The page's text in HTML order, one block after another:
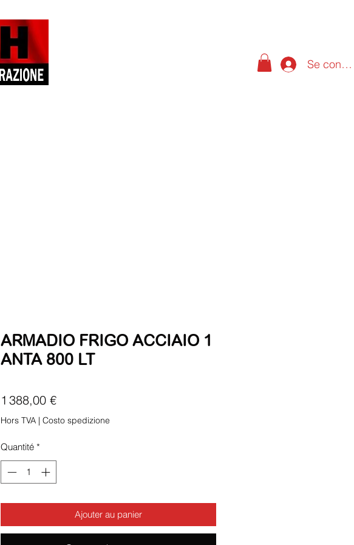
Se
ARMADIO FRIGO ACCIAIO 1
ANTA 800 LT
1 388,00 €Prix
Hors TVA | Costo spedizione
Quantité *
Ajouter au panier